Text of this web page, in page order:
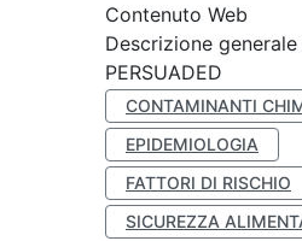
Contenuto Web
Descrizione
PERSUADED
CONTAMINANTI
EPIDEMIOLOGIA
FATTORI DI RISCHIO
SICUREZZA